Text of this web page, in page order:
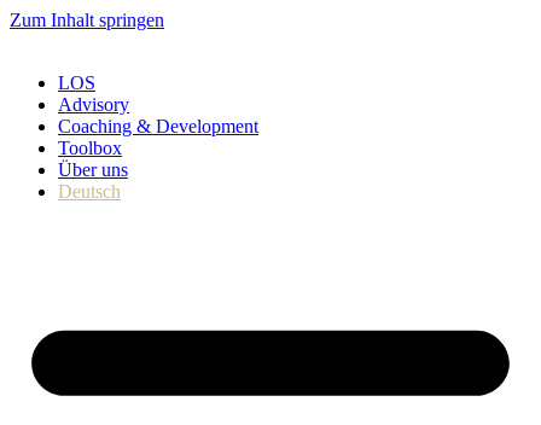
Zum Inhalt springen
LOS
Advisory
Coaching & Development
Toolbox
Über uns
Deutsch